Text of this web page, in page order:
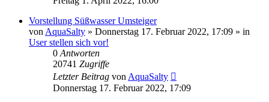
Vorstellung Süßwasser Umsteiger
von AquaSalty » Donnerstag 17. Februar 2022, 17:09 » in
User stellen sich vor!
0 Antworten
20741 Zugriffe
Letzter Beitrag von AquaSalty
Donnerstag 17. Februar 2022, 17:09